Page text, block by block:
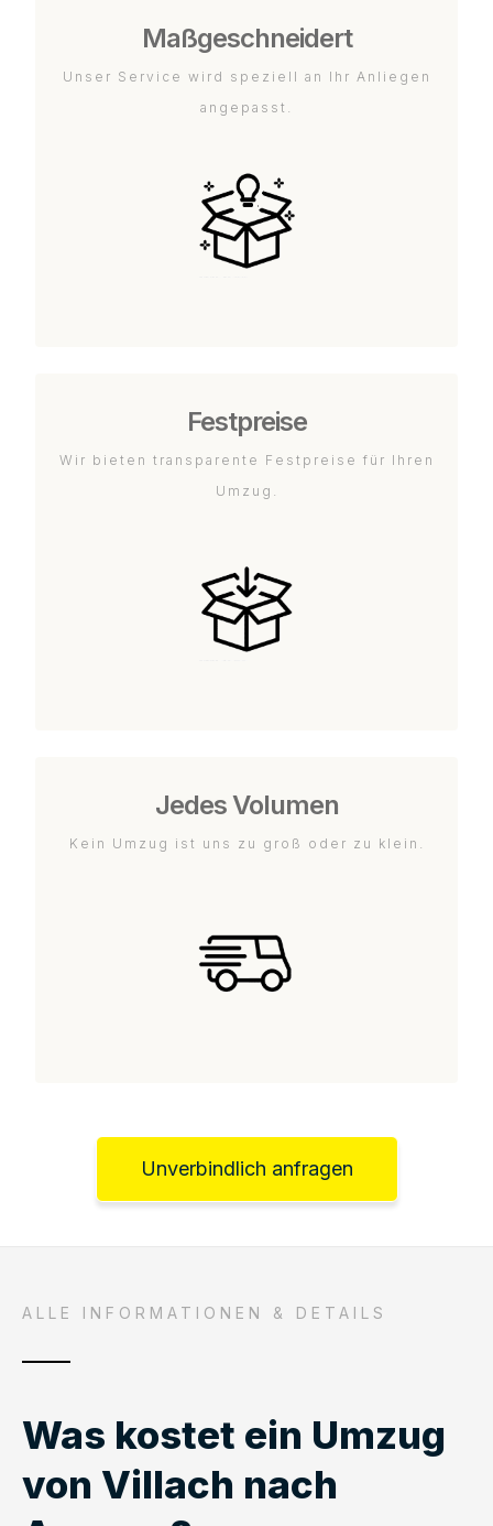
Maßgeschneidert
Unser Service wird speziell an Ihr Anliegen
angepasst.
Festpreise
Wir bieten transparente Festpreise für Ihren
Umzug.
Jedes Volumen
Kein Umzug ist uns zu groß oder zu klein.
Unverbindlich anfragen
ALLE INFORMATIONEN & DETAILS
Was kostet ein Umzug
von Villach nach